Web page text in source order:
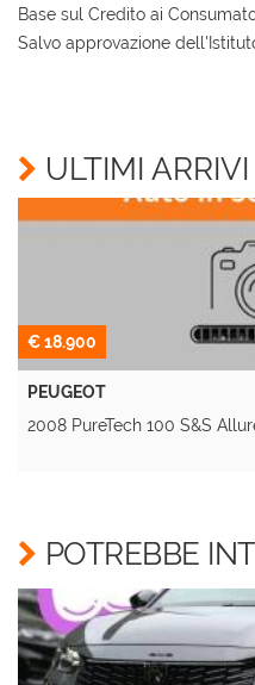
Ho letto e accetto
Invia la
Base sul Credito ai
Salvo approvazione
ULTIMI ARRIVI
€ 18.900
PEUGEOT
2008 PureTech 100 S&S
POTREBBE